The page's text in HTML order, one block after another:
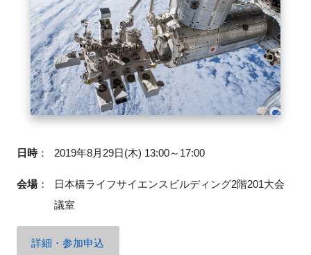
施設・アクセス
FAQ
イベントお知らせメール登録
日時： 2019年8月29日(木) 13:00～17:00
会場：
日本橋ライフサイエンスビルディング2階201大会
議室
詳細・参加申込